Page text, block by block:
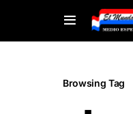
Browsing Tag